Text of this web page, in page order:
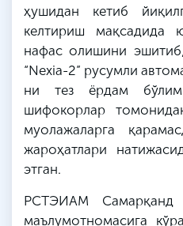
ҳушидан кетиб
келтириш мақсадида
нафас олишини
“Nexia-2” русумли
ни тез ёрдам
шифокорлар
муолажаларга
жароҳатлари
этган.
РСТЭИАМ Самарқанд
маълумотномасига